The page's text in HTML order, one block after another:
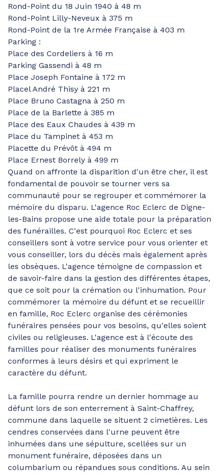
Rond-Point du 18 Juin 1940 à 48 m
Rond-Point Lilly-Neveux à 375 m
Rond-Point de la 1re Armée Française à 403 m
Parking :
Place des Cordeliers à 16 m
Parking Gassendi à 48 m
Place Joseph Fontaine à 172 m
Placel André Thisy à 221 m
Place Bruno Castagna à 250 m
Place de la Barlette à 385 m
Place des Eaux Chaudes à 439 m
Place du Tampinet à 453 m
Placette du Prévôt à 494 m
Place Ernest Borrely à 499 m
Quand on affronte la disparition d'un être cher, il est
fondamental de pouvoir se tourner vers sa
communauté pour se regrouper et commémorer la
mémoire du disparu. L'agence Roc Eclerc de Digne-
les-Bains propose une aide totale pour la préparation
des funérailles. C'est pourquoi Roc Eclerc et ses
conseillers sont à votre service pour vous orienter et
vous conseiller, lors du décès mais également après
les obsèques. L'agence témoigne de compassion et
de savoir-faire dans la gestion des différentes étapes,
que ce soit pour la crémation ou l'inhumation. Pour
commémorer la mémoire du défunt et se recueillir
en famille, Roc Eclerc organise des cérémonies
funéraires pensées pour vos besoins, qu'elles soient
civiles ou religieuses. L'agence est à l'écoute des
familles pour réaliser des monuments funéraires
conformes à leurs désirs et qui expriment le
caractère du défunt.
La famille pourra rendre un dernier hommage au
défunt lors de son enterrement à Saint-Chaffrey,
commune dans laquelle se situent 2 cimetières. Les
cendres conservées dans l'urne peuvent être
inhumées dans une sépulture, scellées sur un
monument funéraire, déposées dans un
columbarium ou répandues sous conditions. Au sein